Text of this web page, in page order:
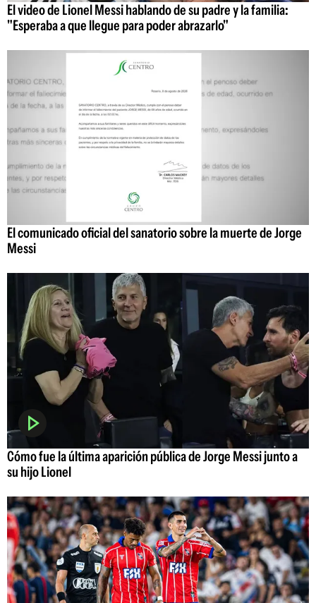
El video de Lionel Messi hablando de su padre y la familia:
"Esperaba a que llegue para poder abrazarlo"
El comunicado oficial del sanatorio sobre la muerte de Jorge
Messi
Cómo fue la última aparición pública de Jorge Messi junto a
su hijo Lionel